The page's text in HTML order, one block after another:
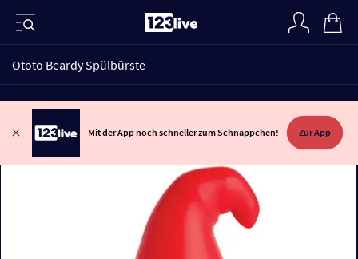
Ototo Beardy Spülbürste
Mit der App noch schneller zum Schnäppchen! Zur App